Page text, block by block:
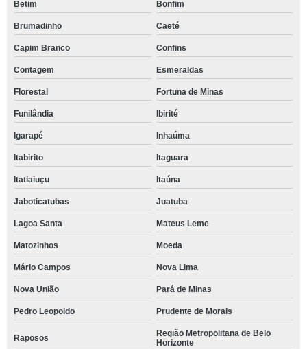
Betim Bonfim
Brumadinho Caeté
Capim Branco Confins
Contagem Esmeraldas
Florestal Fortuna de Minas
Funilândia Ibirité
Igarapé Inhaúma
Itabirito Itaguara
Itatiaiuçu Itaúna
Jaboticatubas Juatuba
Lagoa Santa Mateus Leme
Matozinhos Moeda
Mário Campos Nova Lima
Nova União Pará de Minas
Pedro Leopoldo Prudente de Morais
Raposos
Região Metropolitana de Belo
Horizonte